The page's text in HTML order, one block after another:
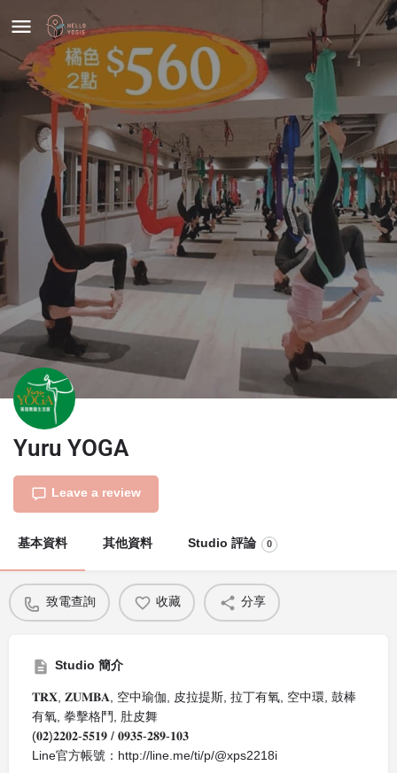
Yuru YOGA
Leave a review
基本資料 其他資料 Studio 評論 0
致電查詢 收藏 分享
Studio 簡介
𝐓𝐑𝐗, 𝐙𝐔𝐌𝐁𝐀, 空中瑜伽, 皮拉提斯, 拉丁有氧, 空中環, 鼓棒
有氧, 拳擊格鬥, 肚皮舞
(𝟎𝟐)𝟐𝟐𝟎𝟐-𝟓𝟓𝟏𝟗 / 𝟎𝟗𝟑𝟓-𝟐𝟖𝟗-𝟏𝟎𝟑
Line官方帳號：http://line.me/ti/p/@xps2218i